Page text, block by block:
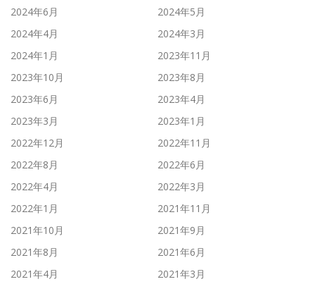
2024年6月
2024年5月
2024年4月
2024年3月
2024年1月
2023年11月
2023年10月
2023年8月
2023年6月
2023年4月
2023年3月
2023年1月
2022年12月
2022年11月
2022年8月
2022年6月
2022年4月
2022年3月
2022年1月
2021年11月
2021年10月
2021年9月
2021年8月
2021年6月
2021年4月
2021年3月